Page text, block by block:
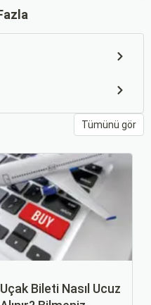
Tümünü gör
Uçak Bileti Nasıl Ucuz